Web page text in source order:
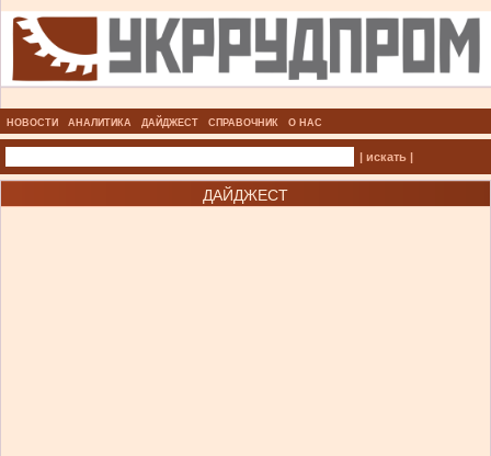
НОВОСТИ АНАЛИТИКА ДАЙДЖЕСТ СПРАВОЧНИК О НАС
| искать |
ДАЙДЖЕСТ